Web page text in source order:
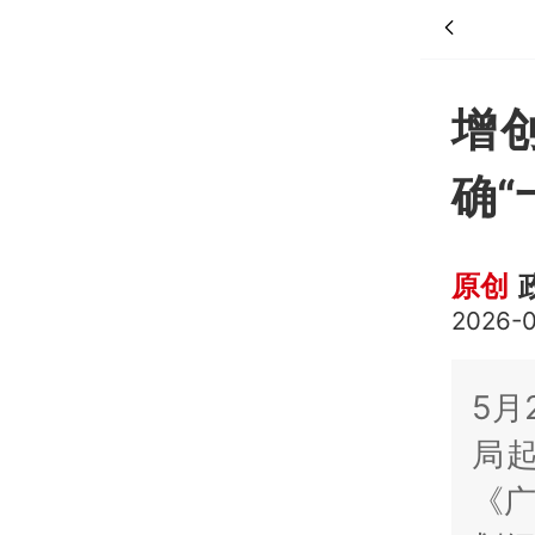
增
确“
原创
2026-
5月
局
《